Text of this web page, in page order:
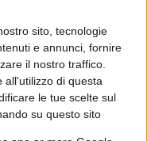
sito, tecnologie
e annunci, fornire
il nostro traffico.
all'utilizzo di questa
le tue scelte sul
su questo sito
e ai
busta paga